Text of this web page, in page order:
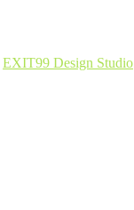
EXIT99 Design Studio